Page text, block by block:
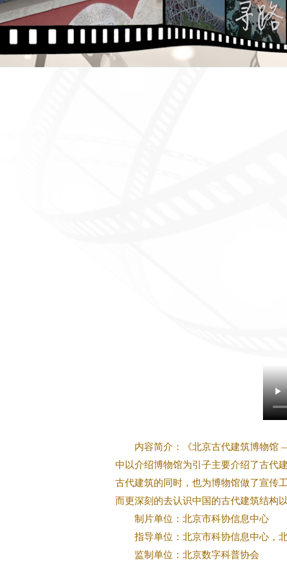
内容简介：《北京古代建筑博物馆
中以介绍博物馆为引子主要介绍了古代
古代建筑的同时，也为博物馆做了宣传
而更深刻的去认识中国的古代建筑结构
制片单位：北京市科协信息中心
指导单位：北京市科协信息中心，北
监制单位：北京数字科普协会